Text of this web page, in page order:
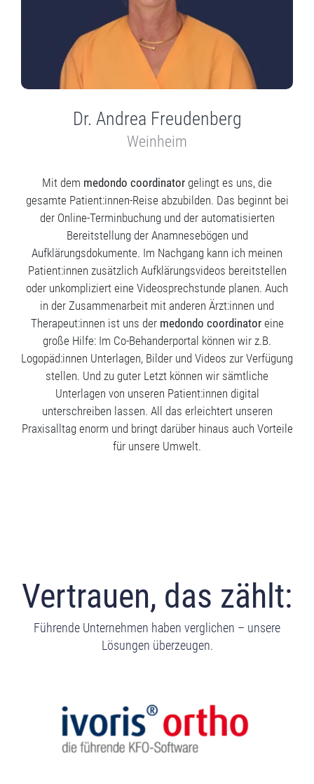
Dr. Andrea Freudenberg
Weinheim
Mit dem medondo coordinator gelingt es uns, die
gesamte Patient:innen-Reise abzubilden. Das beginnt bei
der Online-Terminbuchung und der automatisierten
Bereitstellung der Anamnesebögen und
Aufklärungsdokumente. Im Nachgang kann ich meinen
Patient:innen zusätzlich Aufklärungsvideos bereitstellen
oder unkompliziert eine Videosprechstunde planen. Auch
in der Zusammenarbeit mit anderen Ärzt:innen und
Therapeut:innen ist uns der medondo coordinatoreine
große Hilfe: Im Co-Behanderportal können wir z.B.
Logopäd:innen Unterlagen, Bilder und Videos zur Verfügung
stellen. Und zu guter Letzt können wir sämtliche
Unterlagen von unseren Patient:innen digital
unterschreiben lassen. All das erleichtert unseren
Praxisalltag enorm und bringt darüber hinaus auch Vorteile
für unsere Umwelt.
Vertrauen, das zählt:
Führende Unternehmen haben verglichen – unsere
Lösungen überzeugen.